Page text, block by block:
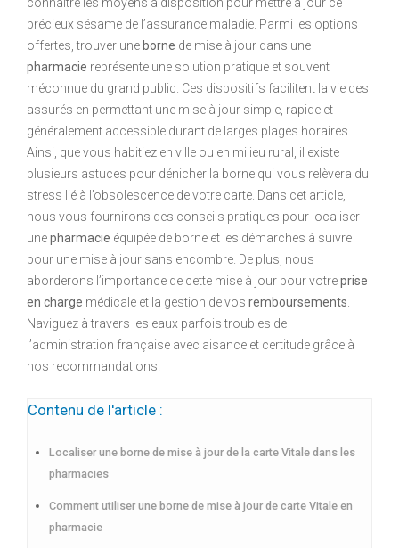
précieux sésame de l’assurance maladie. Parmi les options
offertes, trouver une borne de mise à jour dans une
pharmacie représente une solution pratique et souvent
méconnue du grand public. Ces dispositifs facilitent la vie des
assurés en permettant une mise à jour simple, rapide et
généralement accessible durant de larges plages horaires.
Ainsi, que vous habitiez en ville ou en milieu rural, il existe
plusieurs astuces pour dénicher la borne qui vous relèvera du
stress lié à l’obsolescence de votre carte. Dans cet article,
nous vous fournirons des conseils pratiques pour localiser
unepharmacie équipée de borne et les démarches à suivre
pour une mise à jour sans encombre. De plus, nous
aborderons l’importance de cette mise à jour pour votreprise
en charge médicale et la gestion de vos remboursements
Naviguez à travers les eaux parfois troubles de
l’administration française avec aisance et certitude grâce à
nos recommandations.
Contenu de l'article :
Localiser une borne de mise à jour de la carte Vitale dans les
pharmacies
Comment utiliser une borne de mise à jour de carte Vitale en
pharmacie